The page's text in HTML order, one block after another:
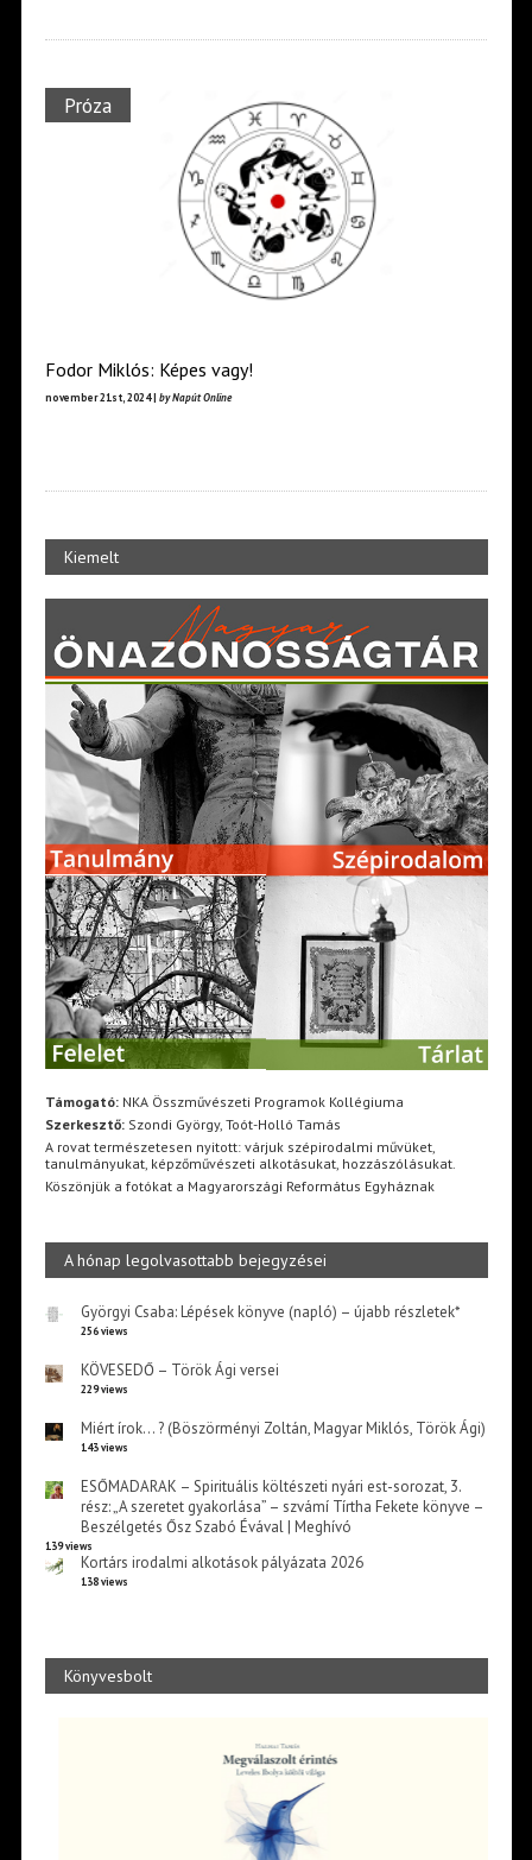
Próza
Fodor Miklós: Képes vagy!
november 21st, 2024 | by Napút Online
Kiemelt
Támogató:NKA Összművészeti Programok Kollégiuma
Szerkesztő:Szondi György, Toót-Holló Tamás
A rovat természetesen nyitott: várjuk szépirodalmi művüket,
tanulmányukat, képzőművészeti alkotásukat, hozzászólásukat.
Köszönjük a fotókat a Magyarországi Református Egyháznak
A hónap legolvasottabb bejegyzései
Györgyi Csaba: Lépések könyve (napló) – újabb részletek*
256 views
KÖVESEDŐ – Török Ági versei
229 views
Miért írok… ? (Böszörményi Zoltán, Magyar Miklós, Török Ági)
143 views
ESŐMADARAK – Spirituális költészeti nyári est-sorozat, 3.
rész: „A szeretet gyakorlása” – szvámí Tírtha Fekete könyve –
Beszélgetés Ősz Szabó Évával | Meghívó
139 views
Kortárs irodalmi alkotások pályázata 2026
138 views
Könyvesbolt